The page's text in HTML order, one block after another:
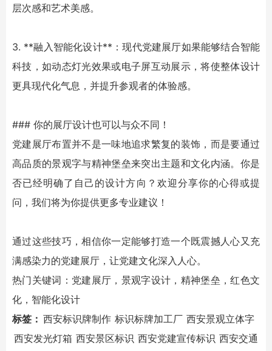
层次感和艺术美感。
3. **融入智能化设计**：现代党建展厅如果能够结合智能
科技，如动态灯光效果或电子屏互动展示，将使整体设计
更具现代化气息，并提升参观者的体验感。
### 你的展厅设计也可以与众不同！
党建展厅布置并不是一味地追求繁复的装饰，而是要通过
高品质的景观字与精神堡垒来突出主题和文化内涵。你是
否已经明确了自己的设计方向？欢迎分享你的心得或提
问，我们将为你提供更多专业建议！
通过这些技巧，相信你一定能够打造一个既震撼人心又充
满感染力的党建展厅，让党建文化深入人心。
热门关键词：党建展厅， 景观字设计， 精神堡垒 ，红色文
化，智能化设计
标签： 西安标识牌制作 标识标牌加工厂 西安景观立体字
西安发光灯箱 西安景区标识 西安党建宣传标识 西安交通